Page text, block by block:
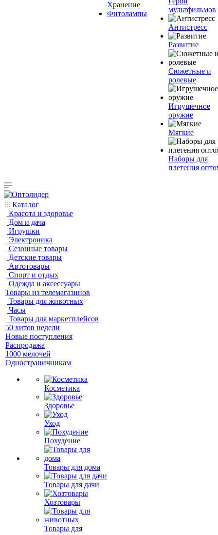
Хранение
Фитолампы
мультфильмов
Антистресс
Развитие
Сюжетные и
ролевые
Игрушечное
оружие
Мягкие
Наборы для
плетения
Каталог
Красота и здоровье
Дом и дача
Игрушки
Электроника
Сезонные товары
Детские товары
Автотовары
Спорт и отдых
Одежда и аксессуары
Товары из телемагазинов
Товары для животных
Часы
Товары для маркетплейсов
50 хитов недели
Новые поступления
Распродажа
1000 мелочей
Одностраничникам
Косметика
Здоровье
Уход
Похудение
Товары для дома
Товары для дачи
Хозтовары
Товары для